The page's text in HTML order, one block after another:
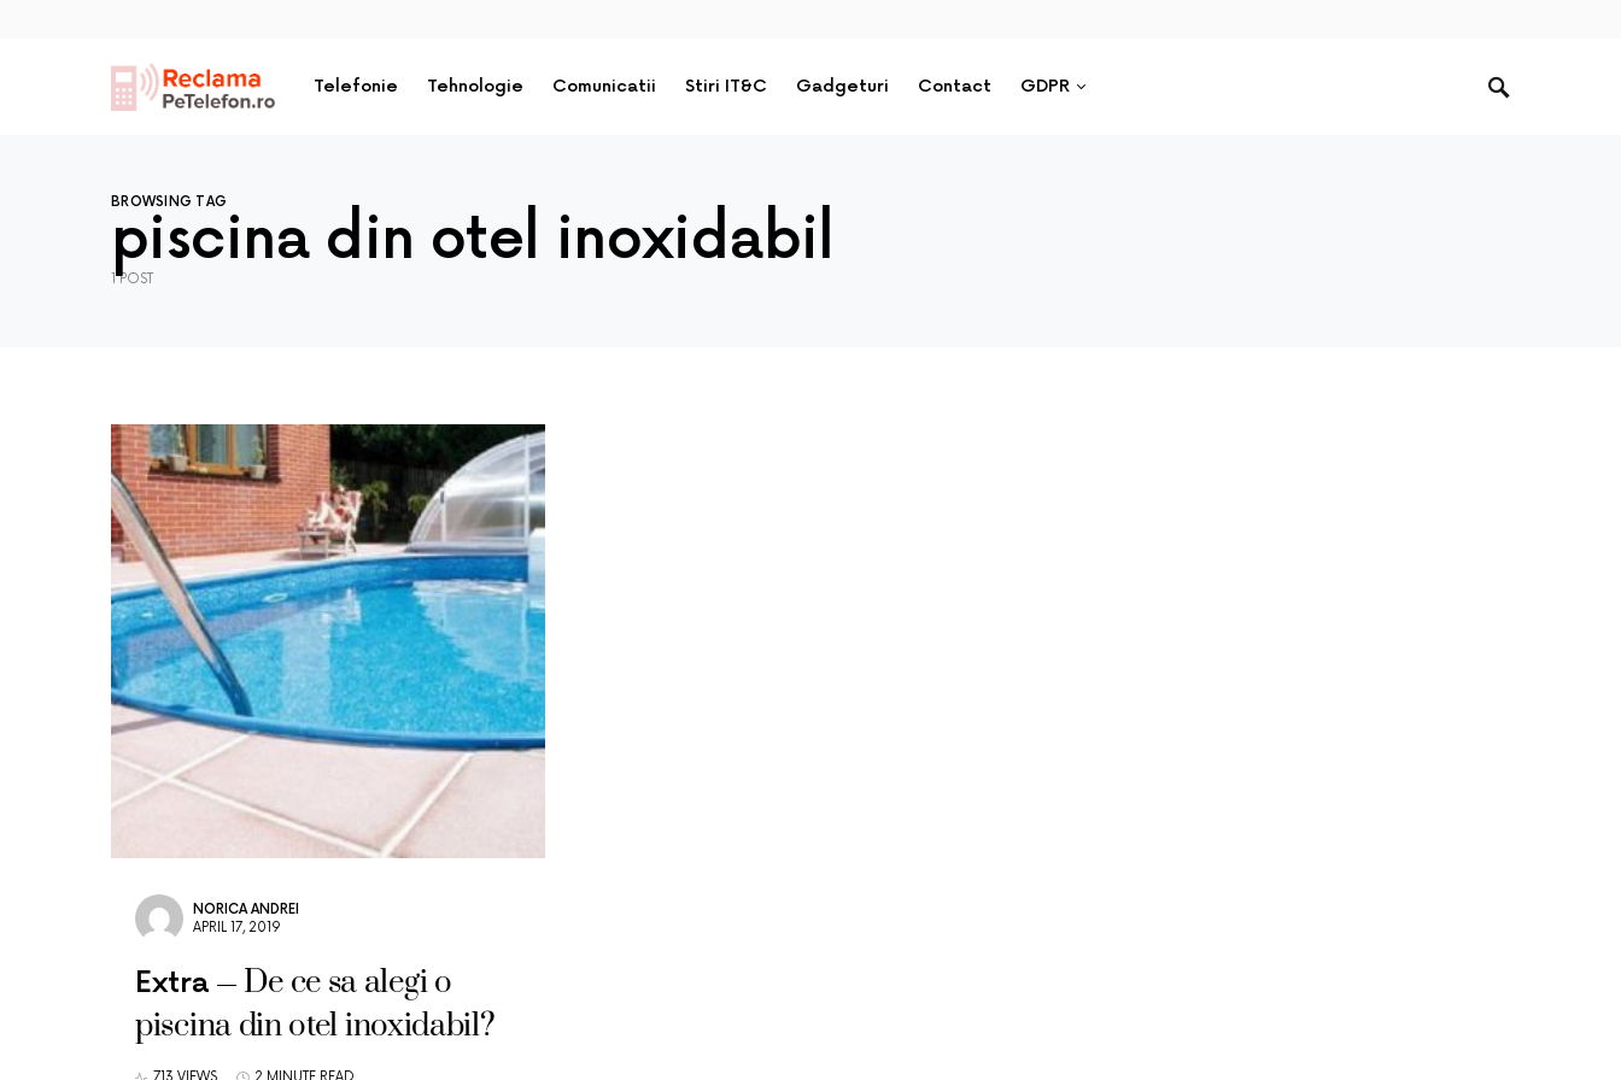
Telefonie Tehnologie Comunicatii Stiri IT&C Gadgeturi Contact GDPR
BROWSING TAG
piscina din otel inoxidabil
1 POST
NORICA ANDREI
APRIL 17, 2019
Extra
De ce sa alegi o
piscina din otel inoxidabil?